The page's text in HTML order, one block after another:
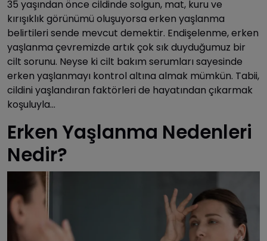
35 yaşından önce cildinde solgun, mat, kuru ve
kırışıklık görünümü oluşuyorsa erken yaşlanma
belirtileri sende mevcut demektir. Endişelenme, erken
yaşlanma çevremizde artık çok sık duyduğumuz bir
cilt sorunu. Neyse ki cilt bakım serumları sayesinde
erken yaşlanmayı kontrol altına almak mümkün. Tabii,
cildini yaşlandıran faktörleri de hayatından çıkarmak
koşuluyla...
Erken Yaşlanma Nedenleri
Nedir?